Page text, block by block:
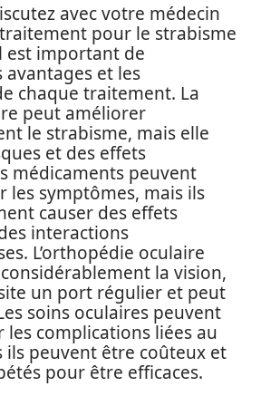
avec votre médecin
pour le strabisme
est important de
et les
chaque traitement. La
peut améliorer
le strabisme, mais elle
et des effets
médicaments peuvent
les symptômes, mais ils
causer des effets
interactions
L’orthopédie oculaire
la vision,
un port régulier et peut
soins oculaires peuvent
les complications liées au
ils peuvent être coûteux et
pour être efficaces.